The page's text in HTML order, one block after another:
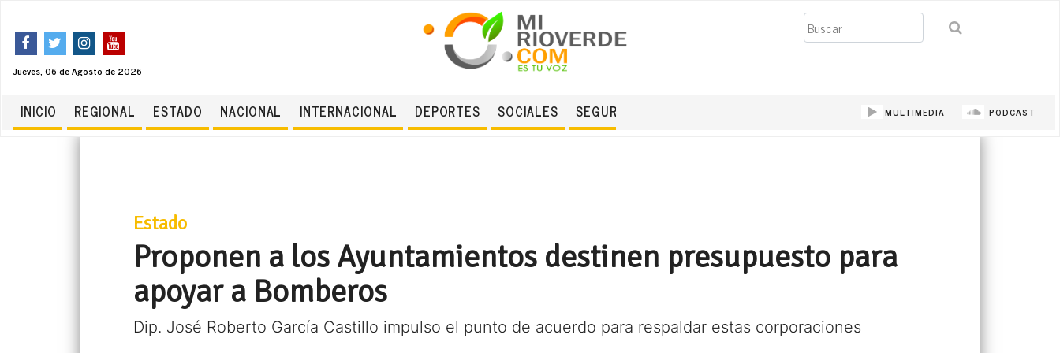
Jueves, 06 de Agosto de 2026
Buscar
INICIO REGIONAL ESTADO NACIONAL INTERNACIONAL DEPORTES SOCIALES SEGURIDAD MULTIMEDIA PODCAST
Estado
Proponen a los Ayuntamientos destinen presupuesto para
apoyar a Bomberos
Dip. José Roberto García Castillo impulso el punto de acuerdo para respaldar estas corporaciones